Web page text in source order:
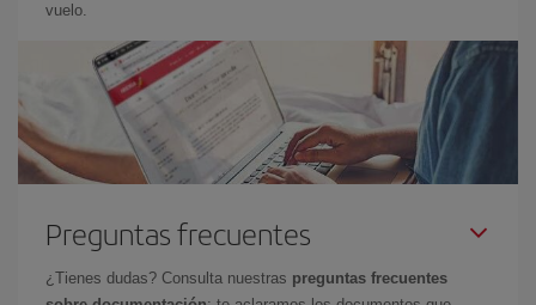
vuelo.
Preguntas frecuentes
¿Tienes dudas? Consulta nuestras preguntas frecuentes